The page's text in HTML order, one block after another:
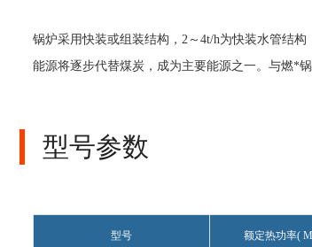
锅炉采用快装或组装结构，2～4t/h为快装水管结
能源将逐步代替煤炭，成为主要能源之一。与燃*
型号参数
型号 额定热功率(